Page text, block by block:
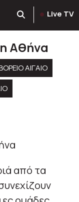
Live TV
Αθήνα
ΑΙΓΑΙΟ
από τα